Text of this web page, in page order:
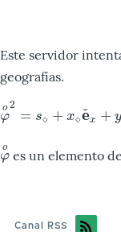
Este servidor
geografías.
φ
o 2
= s⋄ + x⋄e
ˇx + y
φo 2=s ⋄+ x⋄ eˇx+y ⋄eˇ y
φ
o
φoes un elemento
Canal RSS